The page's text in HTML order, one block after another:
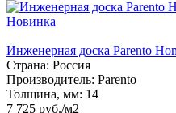
Новинка
Инженерная доска Parento
Страна: Россия
Производитель: Parento
Толщина, мм: 14
7 725 руб./м2